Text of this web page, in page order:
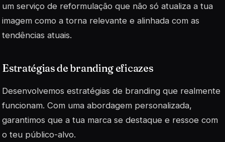
um serviço de reformulação que não só atualiza a tua
imagem como a torna relevante e alinhada com as
tendências atuais.
Estratégias de branding eficazes
Desenvolvemos estratégias de branding que realmente
funcionam. Com uma abordagem personalizada,
garantimos que a tua marca se destaque e ressoe com
o teu público-alvo.